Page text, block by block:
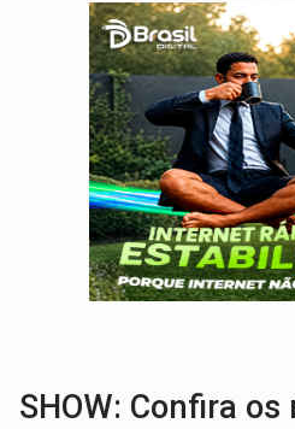
PARECE UM
GIGANTE DA
INDEPENDÊNCIA:
VARCENA:Cientistas
BARGANHA:Vai
SHOW: Confira os